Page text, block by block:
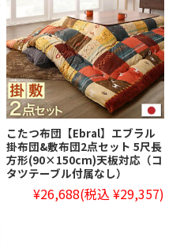
こたつ布団【Ebral】エブラル
掛布団&敷布団2点セット 5尺長
方形(90×150cm)天板対応（コ
タツテーブル付属なし）
¥26,688(税込 ¥29,357)